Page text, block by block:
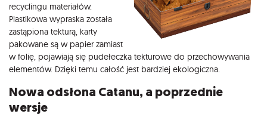
recyclingu materiałów.
Plastikowa wypraska została
zastąpiona tekturą, karty
pakowane są w papier zamiast
w folię, pojawiają się pudełeczka tekturowe do przechowywania
elementów. Dzięki temu całość jest bardziej ekologiczna.
Nowa odsłona Catanu, a poprzednie
wersje